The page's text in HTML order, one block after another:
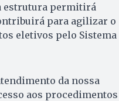
estrutura permitirá
para agilizar o
eletivos pelo Sistema
da nossa
aos procedimentos